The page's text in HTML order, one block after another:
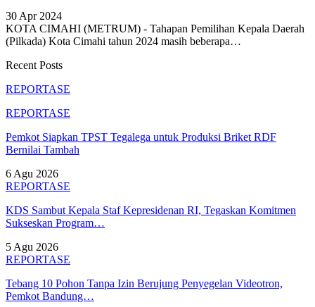
30 Apr 2024
KOTA CIMAHI (METRUM) - Tahapan Pemilihan Kepala Daerah
(Pilkada) Kota Cimahi tahun 2024 masih beberapa…
Recent Posts
REPORTASE
REPORTASE
Pemkot Siapkan TPST Tegalega untuk Produksi Briket RDF
Bernilai Tambah
6 Agu 2026
REPORTASE
KDS Sambut Kepala Staf Kepresidenan RI, Tegaskan Komitmen
Sukseskan Program…
5 Agu 2026
REPORTASE
Tebang 10 Pohon Tanpa Izin Berujung Penyegelan Videotron,
Pemkot Bandung…